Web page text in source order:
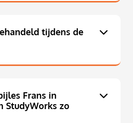
tijdens de
Frans in
StudyWorks zo